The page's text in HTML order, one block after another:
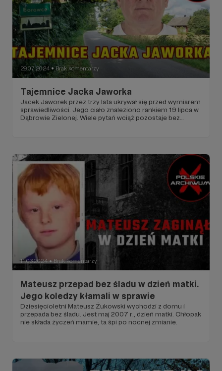
29.07.2024 ● Brak komentarzy
Tajemnice Jacka Jaworka
Jacek Jaworek przez trzy lata ukrywał się przed wymiarem
sprawiedliwości. Jego ciało znaleziono rankiem 19 lipca w
Dąbrowie Zielonej. Wiele pytań wciąż pozostaje bez
11.03.2024 ● Brak komentarzy
Mateusz przepad bez śladu w dzień matki.
Jego koledzy kłamali w sprawie
Dziesięcioletni Mateusz Żukowski wychodzi z domu i
przepada bez śladu. Jest maj 2007 r., dzień matki. Chłopak
nie składa życzeń mamie, ta śpi po nocnej zmianie.